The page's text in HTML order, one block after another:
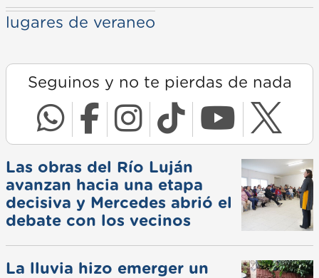
lugares de veraneo
Seguinos y no te pierdas de nada
Las obras del Río Luján
avanzan hacia una etapa
decisiva y Mercedes abrió el
debate con los vecinos
La lluvia hizo emerger un